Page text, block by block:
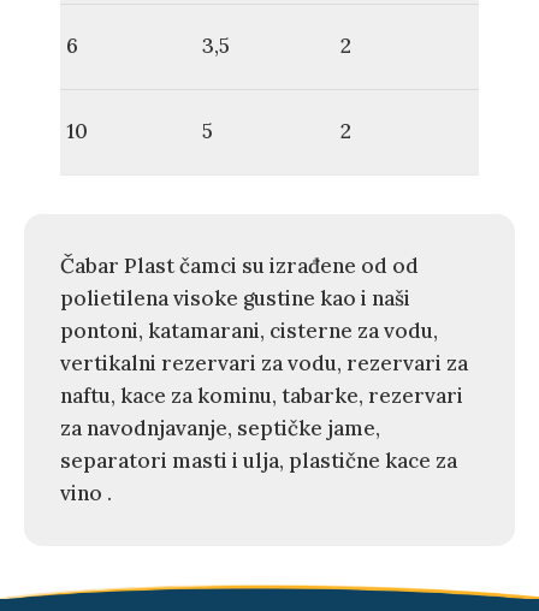
6 3,5 2
10 5 2
Čabar Plast čamci su izrađene od od
polietilena visoke gustine kao i naši
pontoni, katamarani, cisterne za vodu,
vertikalni rezervari za vodu, rezervari za
naftu, kace za kominu, tabarke, rezervari
za navodnjavanje, septičke jame,
separatori masti i ulja, plastične kace za
vino .